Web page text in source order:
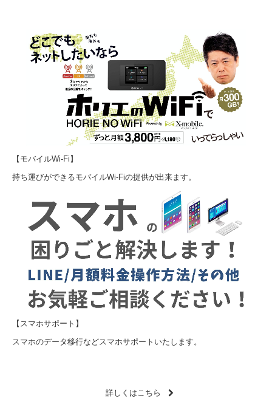
【モバイルWi-Fi】
持ち運びができるモバイルWi-Fiの提供が出来ます。
【スマホサポート】
スマホのデータ移行などスマホサポートいたします。
詳しくはこちら